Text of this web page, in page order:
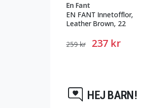
En Fant
EN FANT Innetofflor,
Leather Brown, 22
259 kr 237 kr
HEJ BARN!